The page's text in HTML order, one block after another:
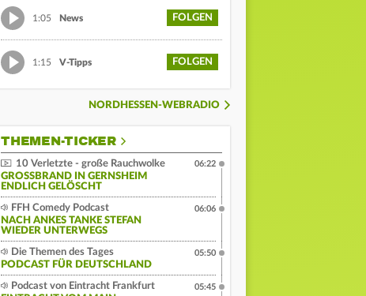
1:05 News FOLGEN
1:15 V-Tipps FOLGEN
NORDHESSEN-WEBRADIO
THEMEN-TICKER
10 Verletzte - große Rauchwolke
GROSSBRAND IN GERNSHEIM E
NDLICH GELÖSCHT
06:22
FFH Comedy Podcast
NACH ANKES TANKE STEFAN
WIEDER UNTERWEGS
06:06
Die Themen des Tages
PODCAST FÜR DEUTSCHLAND
05:50
Podcast von Eintracht Frankfurt
05:45